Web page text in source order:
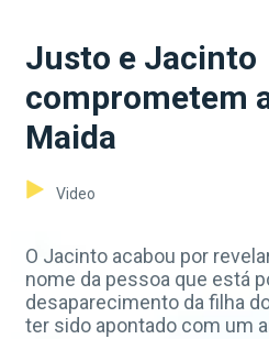
Justo e Jacinto
comprometem
Maida
Video
O Jacinto acabou por
nome da pessoa que está
desaparecimento da filha
ter sido apontado com um